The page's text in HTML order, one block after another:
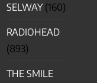
SELWAY(160)
RADIOHEAD
(893)
THE SMILE